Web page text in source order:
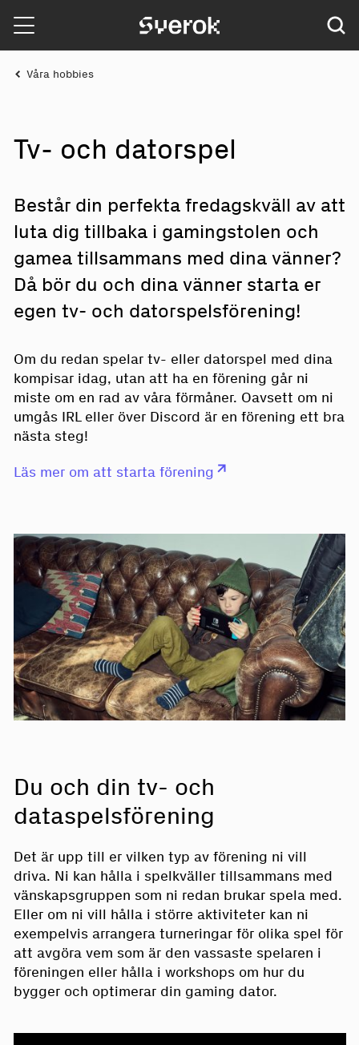
Sverok
Våra hobbies
Tv- och datorspel
Består din perfekta fredagskväll av att
luta dig tillbaka i gamingstolen och
gamea tillsammans med dina vänner?
Då bör du och dina vänner starta er
egen tv- och datorspelsförening!
Om du redan spelar tv- eller datorspel med dina
kompisar idag, utan att ha en förening går ni
miste om en rad av våra förmåner. Oavsett om ni
umgås IRL eller över Discord är en förening ett bra
nästa steg!
Läs mer om att starta förening
Du och din tv- och
dataspelsförening
Det är upp till er vilken typ av förening ni vill
driva. Ni kan hålla i spelkväller tillsammans med
vänskapsgruppen som ni redan brukar spela med.
Eller om ni vill hålla i större aktiviteter kan ni
exempelvis arrangera turneringar för olika spel för
att avgöra vem som är den vassaste spelaren i
föreningen eller hålla i workshops om hur du
bygger och optimerar din gaming dator.